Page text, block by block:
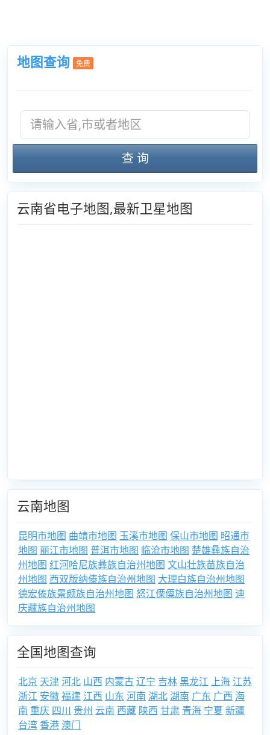
地图查询 免费
查 询
云南省电子地图,最新卫星地图
云南地图
昆明市地图 曲靖市地图 玉溪市地图 保山市地图 昭通市
地图 丽江市地图 普洱市地图 临沧市地图 楚雄彝族自治
州地图 红河哈尼族彝族自治州地图 文山壮族苗族自治
州地图 西双版纳傣族自治州地图 大理白族自治州地图
德宏傣族景颇族自治州地图 怒江傈僳族自治州地图 迪
庆藏族自治州地图
全国地图查询
北京 天津河北 山西 内蒙古辽宁 吉林黑龙江 上海 江苏
浙江 安徽福建 江西 山东 河南 湖北湖南 广东 广西 海
南 重庆 四川 贵州 云南 西藏 陕西 甘肃 青海 宁夏 新疆
台湾 香港 澳门